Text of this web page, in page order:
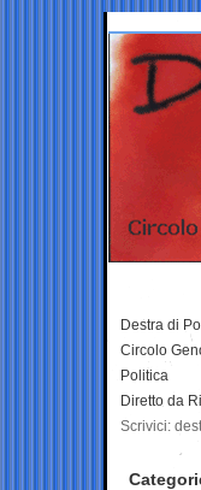
Destra di
Circolo
Politica
Diretto da
Scrivici: